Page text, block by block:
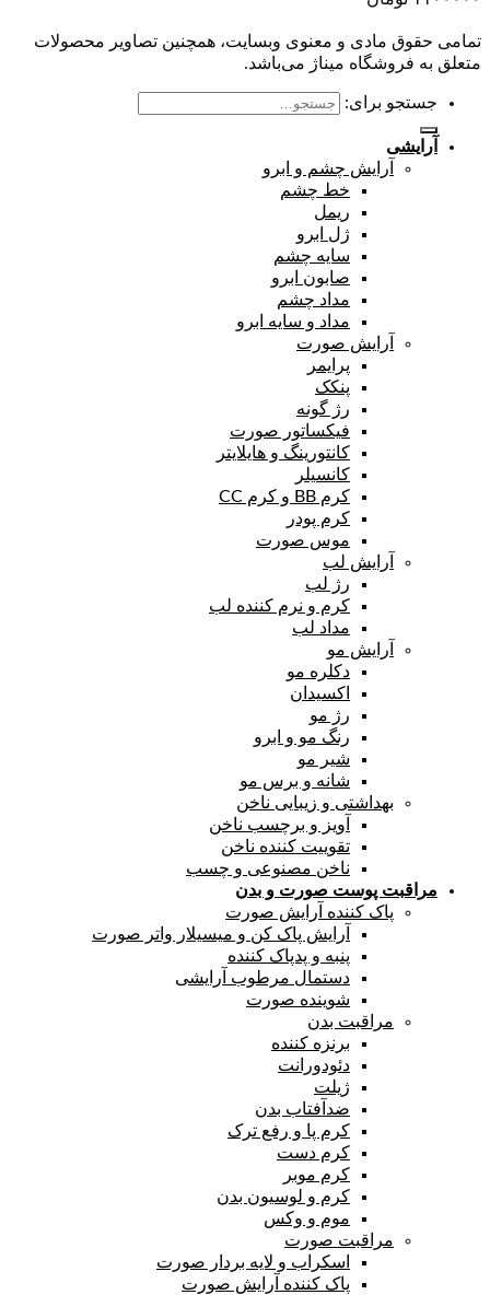
تمامی حقوق مادی و معنوی وبسایت، همچنین تصاویر محصولات
متعلق به فروشگاه میناژ می‌باشد.
جستجو برای:
آرایشی
آرایش چشم و ابرو
خط چشم
ریمل
ژل ابرو
سایه چشم
صابون ابرو
مداد چشم
مداد و سایه ابرو
آرایش صورت
پرایمر
پنکک
رژ گونه
فیکساتور صورت
کانتورینگ و هایلایتر
کانسیلر
کرم BB و کرم CC
کرم پودر
موس صورت
آرایش لب
رژ لب
کرم و نرم کننده لب
مداد لب
آرایش مو
دکلره مو
اکسیدان
رژ مو
رنگ مو و ابرو
شیر مو
شانه و برس مو
بهداشتی و زیبایی ناخن
آویز و برچسب ناخن
تقوییت کننده ناخن
ناخن مصنوعی و چسب
مراقبت پوست صورت و بدن
پاک کننده آرایش صورت
آرایش پاک کن و میسیلار واتر صورت
پنبه و پدپاک کننده
دستمال مرطوب آرایشی
شوینده صورت
مراقبت بدن
برنزه کننده
دئودورانت
ژیلت
ضدآفتاب بدن
کرم پا و رفع ترک
کرم دست
کرم موبر
کرم و لوسیون بدن
موم و وکس
مراقبت صورت
اسکراب و لایه بردار صورت
پاک کننده آرایش صورت